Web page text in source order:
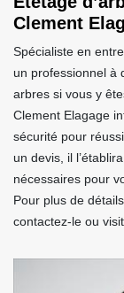
Clement
Spécialiste en
un professionnel à
arbres si vous y
Clement Elagage
sécurité pour
un devis, il
nécessaires pour
Pour plus de
contactez-le ou